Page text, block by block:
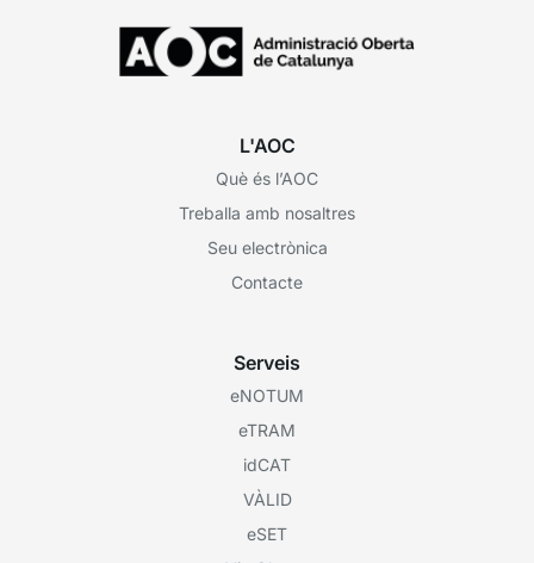
L'AOC
Què és l’AOC
Treballa amb nosaltres
Seu electrònica
Contacte
Serveis
eNOTUM
eTRAM
idCAT
VÀLID
eSET